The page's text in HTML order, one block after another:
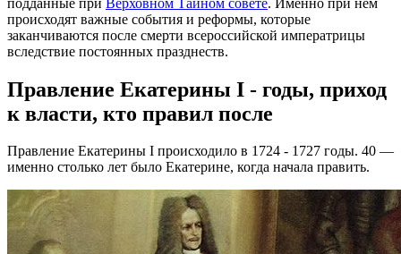
происходят важные события и реформы, которые
заканчиваются после смерти всероссийской императрицы
вследствие постоянных празднеств.
Правление Екатерины I - годы, приход
к власти, кто правил после
Правление Екатерины I происходило в 1724 - 1727 годы. 40 —
именно столько лет было Екатерине, когда начала править.